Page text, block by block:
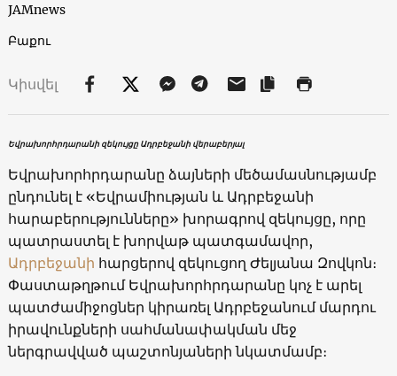
JAMnews
Բաքու
Կիսվել
Եվրախորհրդարանի զեկույցը Ադրբեջանի վերաբերյալ
Եվրախորհրդարանը ձայների մեծամասնությամբ
ընդունել է «Եվրամիության և Ադրբեջանի
հարաբերությունները» խորագրով զեկույցը, որը
պատրաստել է խորվաթ պատգամավոր,
Ադրբեջանի հարցերով զեկուցող Ժելյանա Զովկոն։
Փաստաթղթում Եվրախորհրդարանը կոչ է արել
պատժամիջոցներ կիրառել Ադրբեջանում մարդու
իրավունքների սահմանափակման մեջ
ներգրավված պաշտոնյաների նկատմամբ։